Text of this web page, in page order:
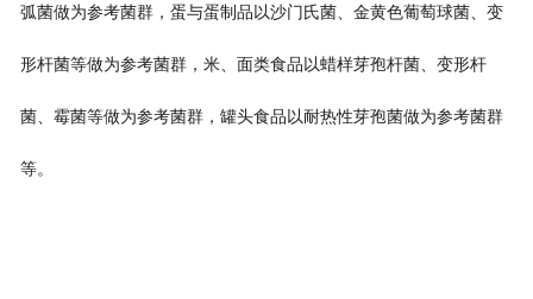
弧菌做为参考菌群，蛋与蛋制品以沙门氏菌、金黄色葡萄球菌、变
形杆菌等做为参考菌群，米、面类食品以蜡样芽孢杆菌、变形杆
菌、霉菌等做为参考菌群，罐头食品以耐热性芽孢菌做为参考菌群
等。